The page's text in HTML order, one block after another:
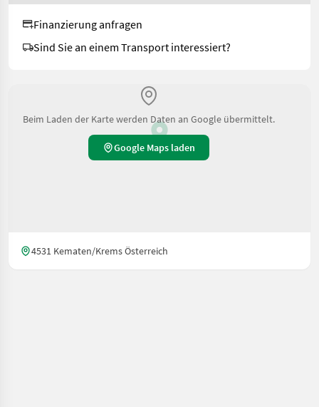
Finanzierung anfragen
Sind Sie an einem Transport interessiert?
Beim Laden der Karte werden Daten an Google übermittelt.
Google Maps laden
4531 Kematen/Krems Österreich